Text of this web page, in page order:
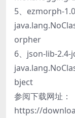
5、ezmorph-
orpher
6、json-lib-2.4-
bject
参阅下载网址：
https://